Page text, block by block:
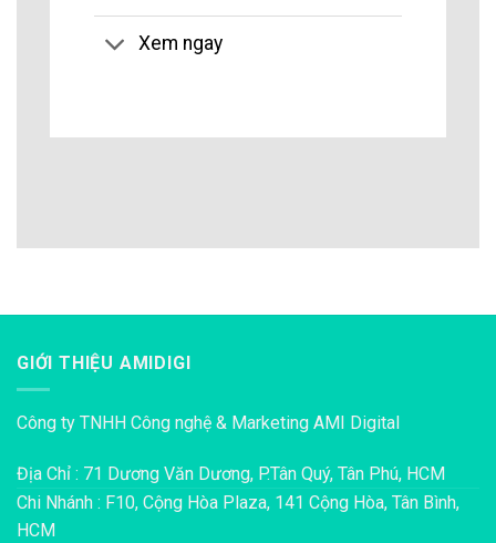
Xem ngay
GIỚI THIỆU AMIDIGI
Công ty TNHH Công nghệ & Marketing AMI Digital
Địa Chỉ : 71 Dương Văn Dương, P.Tân Quý, Tân Phú, HCM
Chi Nhánh : F10, Cộng Hòa Plaza, 141 Cộng Hòa, Tân Bình,
HCM